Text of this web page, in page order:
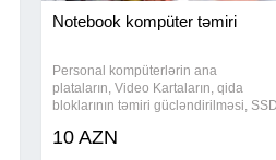
Notebook kompüter təmiri
Personal kompüterlərin ana
plataların, Video Kartaların, qida
bloklarının təmiri gücləndirilməsi, SSD
təmizlənməsi Lisenziyalı Windows,
10 AZN